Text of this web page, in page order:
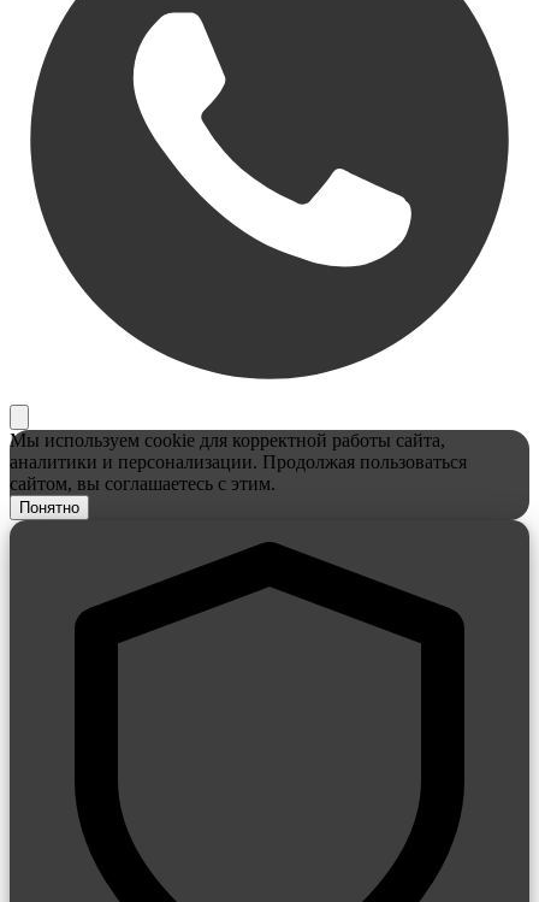
Мы используем cookie для корректной работы сайта,
аналитики и персонализации. Продолжая пользоваться
сайтом, вы соглашаетесь с этим.
Понятно